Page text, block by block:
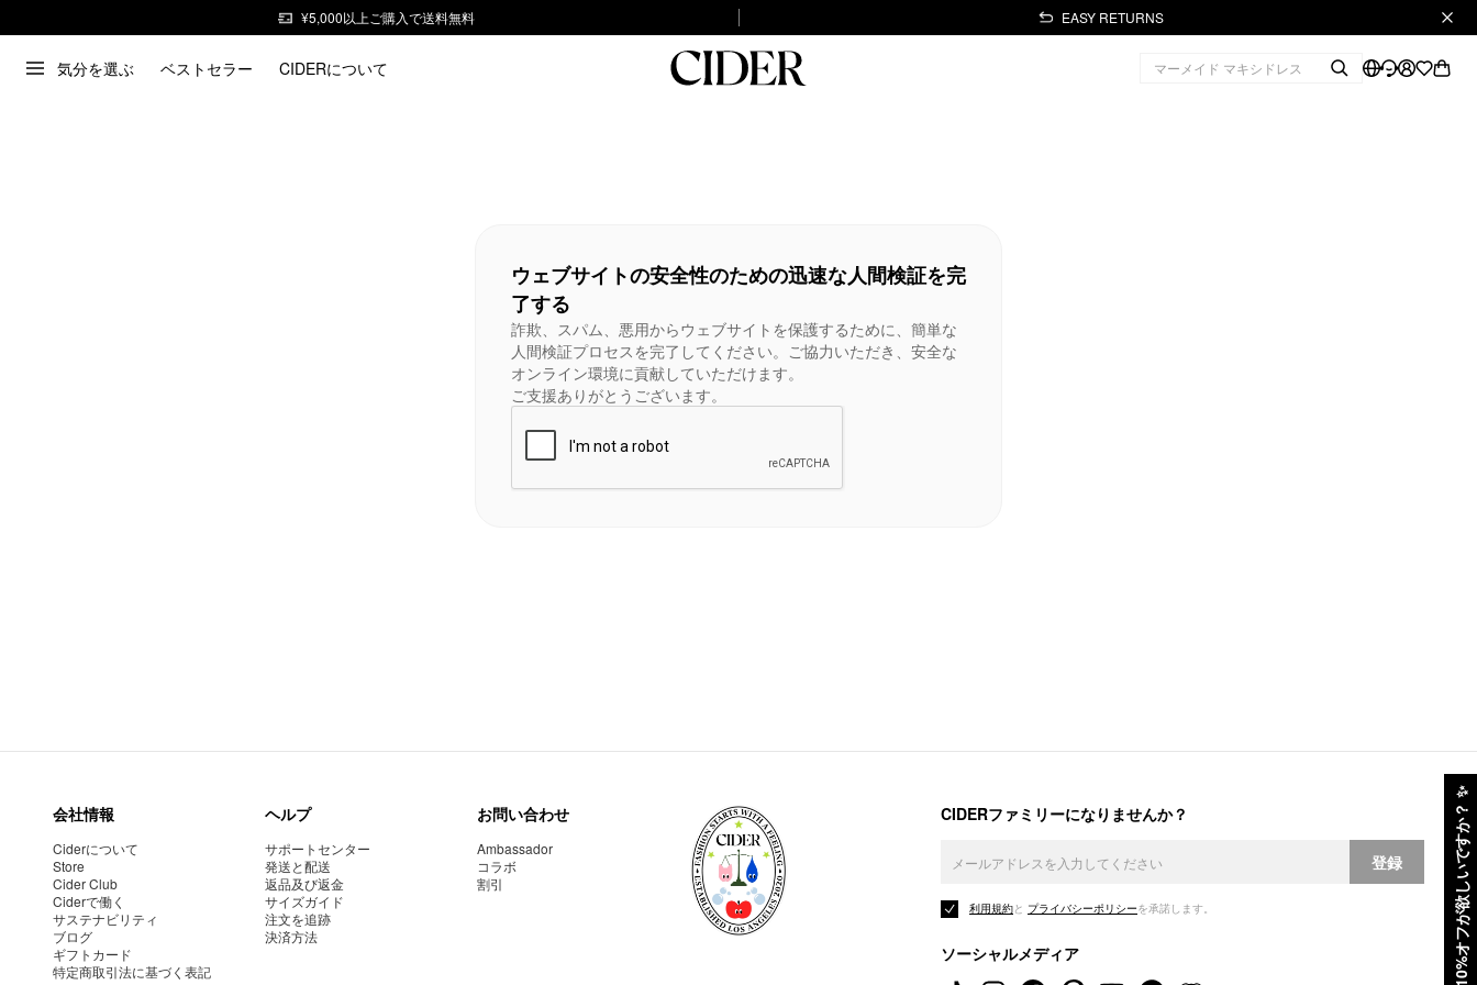
¥5,000以上ご購入で送料無料 EASY RETURNS
気分を選ぶ ベストセラー CIDERについて
10%オフが欲しいですか？
✨
ウェブサイトの安全性のための迅速な人間検証を完
了する
詐欺、スパム、悪用からウェブサイトを保護するために、簡単な
人間検証プロセスを完了してください。ご協力いただき、安全な
オンライン環境に貢献していただけます。
ご支援ありがとうございます。
会社情報
Ciderについて
Store
Cider Club
Ciderで働く
サステナビリティ
ブログ
ギフトカード
特定商取引法に基づく表記
ヘルプ
サポートセンター
発送と配送
返品及び返金
サイズガイド
注文を追跡
決済方法
お問い合わせ
Ambassador
コラボ
割引
CIDERファミリーになりませんか？
登録
利用規約と プライバシーポリシーを承諾します。
ソーシャルメディア